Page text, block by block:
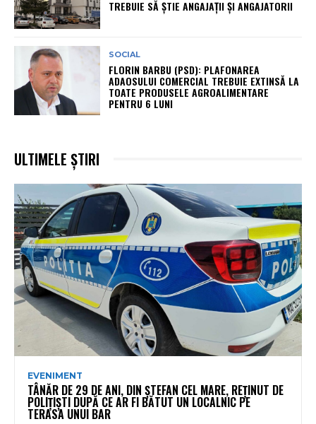
TREBUIE SĂ ȘTIE ANGAJAȚII ȘI ANGAJATORII
SOCIAL
FLORIN BARBU (PSD): PLAFONAREA
ADAOSULUI COMERCIAL TREBUIE EXTINSĂ LA
TOATE PRODUSELE AGROALIMENTARE
PENTRU 6 LUNI
ULTIMELE ȘTIRI
EVENIMENT
TÂNĂR DE 29 DE ANI, DIN ȘTEFAN CEL MARE, REȚINUT DE
POLIȚIȘTI DUPĂ CE AR FI BĂTUT UN LOCALNIC PE
TERASA UNUI BAR